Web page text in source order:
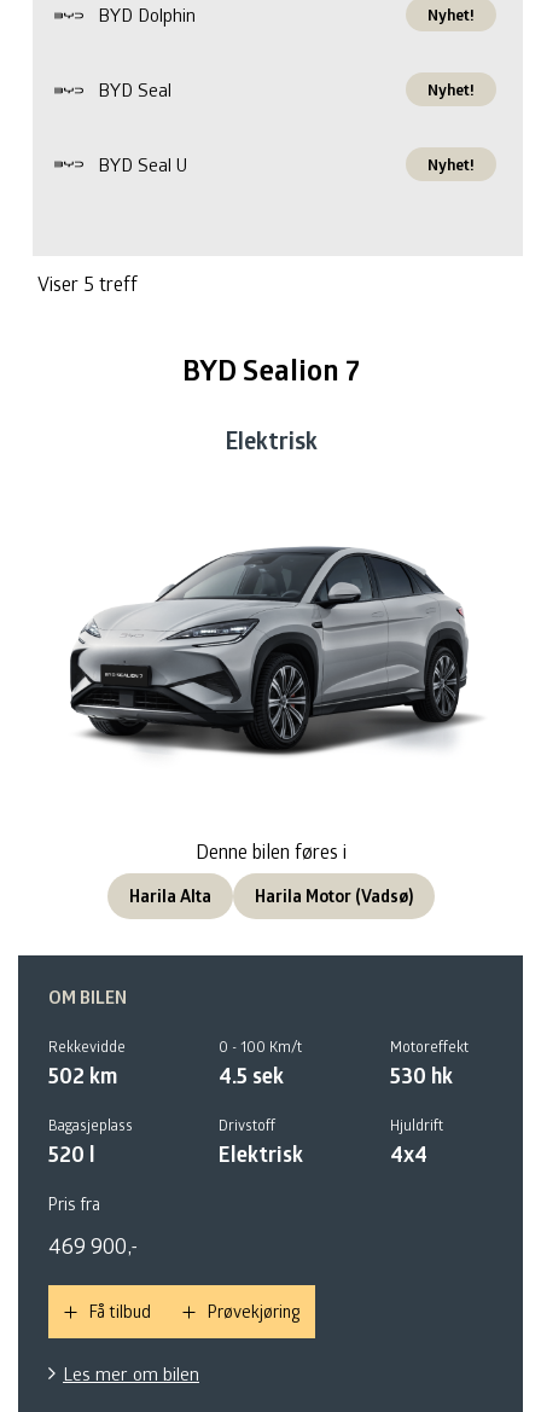
Toyota bZ4X Touring
VolvoVolvo XC90 Recharge Nyhet!
VolvoVolvo EX90 Nyhet!
Skoda Elroq
VW ID.7 Stasjonsvogn Nyhet!
VW VW ID. 4
VolvoVolvo EX30 Nyhet!
Kampanje
BYD BYD Dolphin Nyhet!
Lexus Lexus RZ 450e
Skoda Enyaq
Toyota Proace City Electric
Toyota
BYD BYD Seal Nyhet!
BYD BYD Seal U Nyhet!
Viser 5 treff
BYD Sealion 7
Elektrisk
Denne bilen føres i
Harila Alta Harila Motor (Vadsø)
OM BILEN
Rekkevidde
502 km
0 - 100 Km/t
4.5 sek
Motoreffekt
530 hk
Bagasjeplass
520 l
Drivstoff
Elektrisk
Hjuldrift
4x4
Pris fra
469 900,-
Få tilbud Prøvekjøring
Les mer om bilen